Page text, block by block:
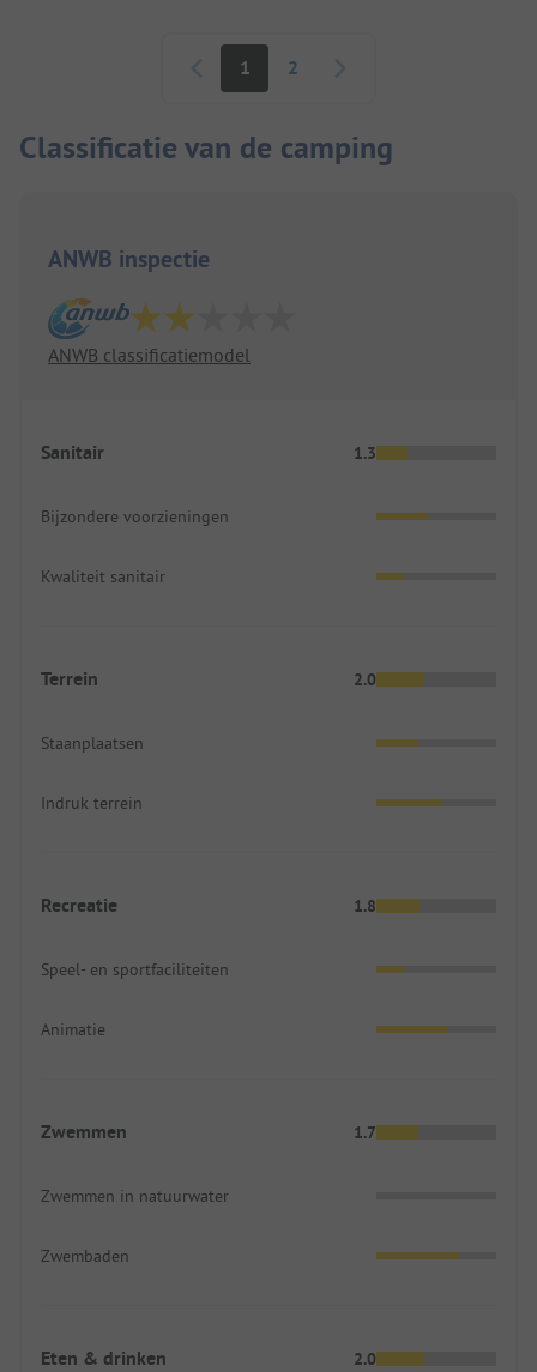
1 2
Classificatie van de camping
ANWB inspectie
ANWB classificatiemodel
Sanitair 1.3
Bijzondere voorzieningen
Kwaliteit sanitair
Terrein 2.0
Staanplaatsen
Indruk terrein
Recreatie 1.8
Speel- en sportfaciliteiten
Animatie
Zwemmen 1.7
Zwemmen in natuurwater
Zwembaden
Eten & drinken 2.0